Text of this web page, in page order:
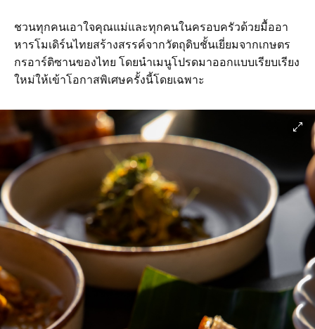
ชวนทุกคนเอาใจคุณแม่และทุกคนในครอบครัวด้วยมื้ออา
หารโมเดิร์นไทยสร้างสรรค์จากวัตถุดิบชั้นเยี่ยมจากเกษตร
กรอาร์ติซานของไทย โดยนำเมนูโปรดมาออกแบบเรียบเรียง
ใหม่ให้เข้าโอกาสพิเศษครั้งนี้โดยเฉพาะ